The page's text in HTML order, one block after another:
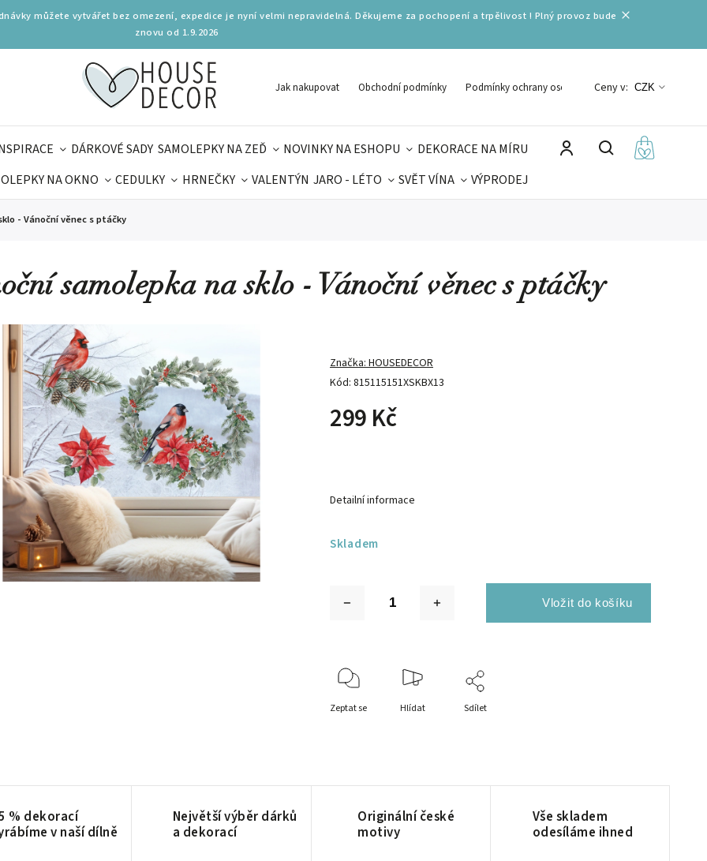
můžete vytvářet bez omezení, expedice je nyní velmi nepravidelná. Děkujeme za pochopení a trpělivost ! Plný provoz bude
znovu od 1.9.2026
Jak nakupovat Obchodní podmínky Podmínky ochrany osobních údajů
Ceny v: CZK
DÁRKOVÉ SADY SAMOLEPKY NA ZEĎ NOVINKY NA ESHOPU
DEKORACE NA MÍRU
NA OKNO CEDULKY HRNEČKY VALENTÝN JARO - LÉTO SVĚT VÍNA
VÝPRODEJ
- Vánoční věnec s ptáčky
samolepka na sklo - Vánoční věnec s ptáčky
Kód: 815115151XSKBX13
Značka:HOUSEDECOR
299 Kč
Skladem
Detailní informace
Zeptat se Hlídat Sdílet
% dekorací
v naší dílně
Největší výběr dárků
a dekorací
Originální české
motivy
Vše skladem
odesíláme ihned